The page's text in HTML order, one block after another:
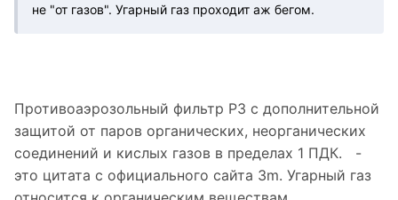
не "от газов". Угарный газ проходит аж бегом.
Противоаэрозольный фильтр Р3 с дополнительной
защитой от паров органических, неорганических
соединений и кислых газов в пределах 1 ПДК. -
это цитата с официального сайта 3m. Угарный газ